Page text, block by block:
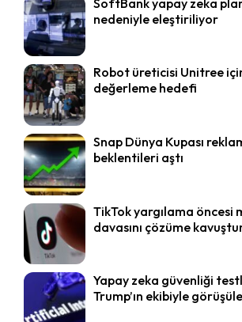
nedeniyle eleştiriliyor
Robot üreticisi Unitree
değerleme hedefi
Snap Dünya Kupası
beklentileri aştı
TikTok yargılama öncesi
davasını çözüme
Yapay zeka güvenliği
Trump’ın ekibiyle